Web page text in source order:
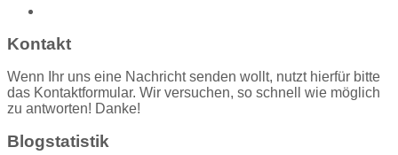
Kontakt
Wenn Ihr uns eine Nachricht senden wollt, nutzt hierfür bitte
das Kontaktformular. Wir versuchen, so schnell wie möglich
zu antworten! Danke!
Blogstatistik